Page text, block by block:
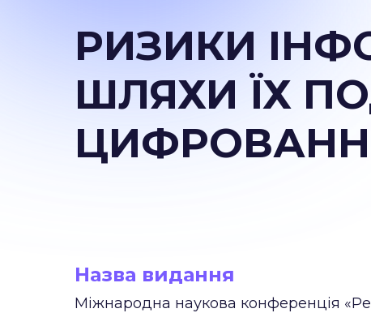
РИЗИКИ
ШЛЯХИ ЇХ
Назва видання
Міжнародна наукова конференція